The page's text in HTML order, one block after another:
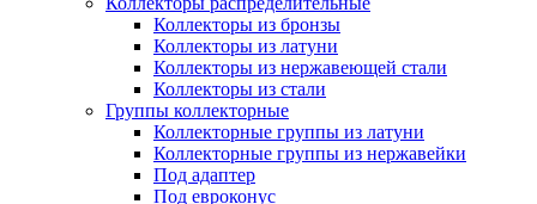
Коллекторы из бронзы
Коллекторы из латуни
Коллекторы из нержавеющей стали
Коллекторы из стали
Группы коллекторные
Коллекторные группы из латуни
Коллекторные группы из нержавейки
Под адаптер
Под евроконус